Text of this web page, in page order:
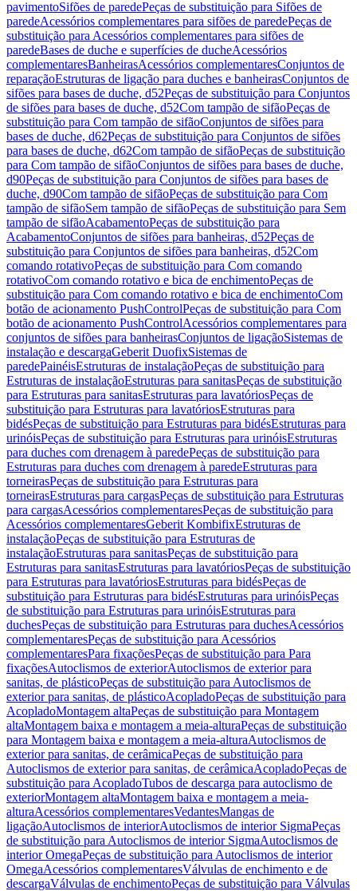
pavimentoSifões de paredePeças de substituição para Sifões de
paredeAcessórios complementares para sifões de paredePeças de
substituição para Acessórios complementares para sifões de
paredeBases de duche e superfícies de ducheAcessórios
complementaresBanheirasAcessórios complementaresConjuntos de
reparaçãoEstruturas de ligação para duches e banheirasConjuntos de
sifões para bases de duche, d52Peças de substituição para Conjuntos
de sifões para bases de duche, d52Com tampão de sifãoPeças de
substituição para Com tampão de sifãoConjuntos de sifões para
bases de duche, d62Peças de substituição para Conjuntos de sifões
para bases de duche, d62Com tampão de sifãoPeças de substituição
para Com tampão de sifãoConjuntos de sifões para bases de duche,
d90Peças de substituição para Conjuntos de sifões para bases de
duche, d90Com tampão de sifãoPeças de substituição para Com
tampão de sifãoSem tampão de sifãoPeças de substituição para Sem
tampão de sifãoAcabamentoPeças de substituição para
AcabamentoConjuntos de sifões para banheiras, d52Peças de
substituição para Conjuntos de sifões para banheiras, d52Com
comando rotativoPeças de substituição para Com comando
rotativoCom comando rotativo e bica de enchimentoPeças de
substituição para Com comando rotativo e bica de enchimentoCom
botão de acionamento PushControlPeças de substituição para Com
botão de acionamento PushControlAcessórios complementares para
conjuntos de sifões para banheirasConjuntos de ligaçãoSistemas de
instalação e descargaGeberit DuofixSistemas de
paredePainéisEstruturas de instalaçãoPeças de substituição para
Estruturas de instalaçãoEstruturas para sanitasPeças de substituição
para Estruturas para sanitasEstruturas para lavatóriosPeças de
substituição para Estruturas para lavatóriosEstruturas para
bidésPeças de substituição para Estruturas para bidésEstruturas para
urinóisPeças de substituição para Estruturas para urinóisEstruturas
para duches com drenagem à paredePeças de substituição para
Estruturas para duches com drenagem à paredeEstruturas para
torneirasPeças de substituição para Estruturas para
torneirasEstruturas para cargasPeças de substituição para Estruturas
para cargasAcessórios complementaresPeças de substituição para
Acessórios complementaresGeberit KombifixEstruturas de
instalaçãoPeças de substituição para Estruturas de
instalaçãoEstruturas para sanitasPeças de substituição para
Estruturas para sanitasEstruturas para lavatóriosPeças de substituição
para Estruturas para lavatóriosEstruturas para bidésPeças de
substituição para Estruturas para bidésEstruturas para urinóisPeças
de substituição para Estruturas para urinóisEstruturas para
duchesPeças de substituição para Estruturas para duchesAcessórios
complementaresPeças de substituição para Acessórios
complementaresPara fixaçõesPeças de substituição para Para
fixaçõesAutoclismos de exteriorAutoclismos de exterior para
sanitas, de plásticoPeças de substituição para Autoclismos de
exterior para sanitas, de plásticoAcopladoPeças de substituição para
AcopladoMontagem altaPeças de substituição para Montagem
altaMontagem baixa e montagem a meia-alturaPeças de substituição
para Montagem baixa e montagem a meia-alturaAutoclismos de
exterior para sanitas, de cerâmicaPeças de substituição para
Autoclismos de exterior para sanitas, de cerâmicaAcopladoPeças de
substituição para AcopladoTubos de descarga para autoclismo de
exteriorMontagem altaMontagem baixa e montagem a meia-
alturaAcessórios complementaresVedantesMangas de
ligaçãoAutoclismos de interiorAutoclismos de interior SigmaPeças
de substituição para Autoclismos de interior SigmaAutoclismos de
interior OmegaPeças de substituição para Autoclismos de interior
OmegaAcessórios complementaresVálvulas de enchimento e de
descargaVálvulas de enchimentoPeças de substituição para Válvulas